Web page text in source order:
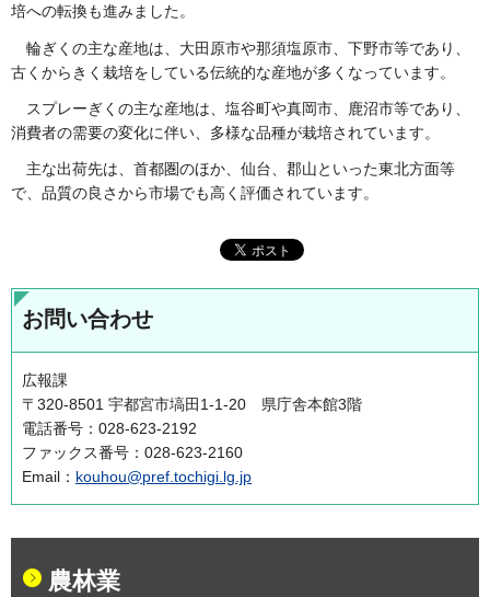
培への転換も進みました。
輪ぎくの主な産地は、大田原市や那須塩原市、下野市等であり、
古くからきく栽培をしている伝統的な産地が多くなっています。
スプレーぎくの主な産地は、塩谷町や真岡市、鹿沼市等であり、
消費者の需要の変化に伴い、多様な品種が栽培されています。
主な出荷先は、 首都圏のほか、仙台、郡山といった東北方面等
で、品質の良さから市場でも高く評価されています。
お問い合わせ
広報課
〒320-8501 宇都宮市塙田1-1-20 県庁舎本館3階
電話番号：028-623-2192
ファックス番号：028-623-2160
Email： kouhou@pref.tochigi.lg.jp
農林業